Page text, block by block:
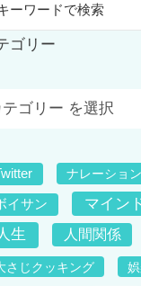
ゴリー
ナレーション
イサン マイン
生 人間関係
さじクッキング